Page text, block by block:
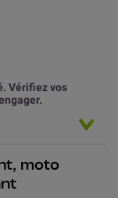
Vérifiez vos
moto